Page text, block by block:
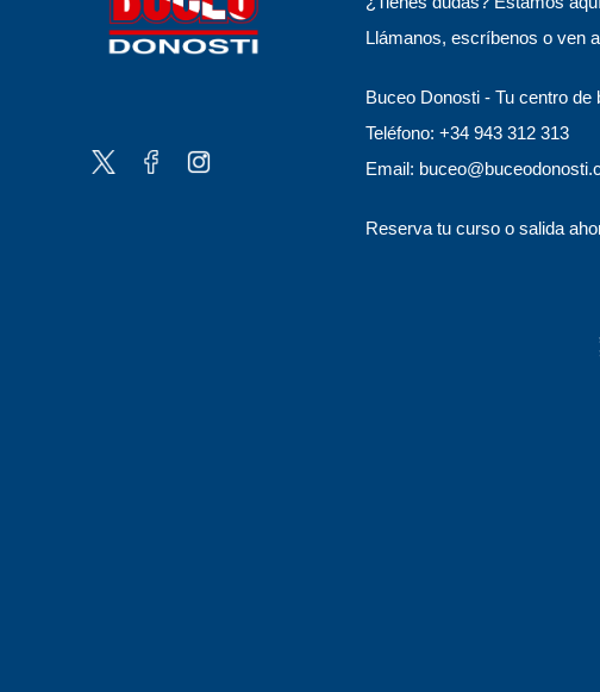
Llámanos, escríbenos o ven
Buceo Donosti - Tu centro de
Teléfono: +34 943 312 313
Email:
Reserva tu curso o salida